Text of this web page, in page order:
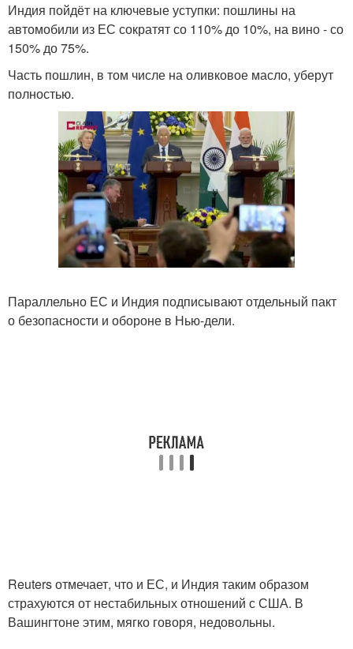
Индия пойдёт на ключевые уступки: пошлины на
автомобили из ЕС сократят со 110% до 10%, на вино - со
150% до 75%.
Часть пошлин, в том числе на оливковое масло, уберут
полностью.
Параллельно ЕС и Индия подписывают отдельный пакт
о безопасности и обороне в Нью-дели.
Reuters отмечает, что и ЕС, и Индия таким образом
страхуются от нестабильных отношений с США. В
Вашингтоне этим, мягко говоря, недовольны.